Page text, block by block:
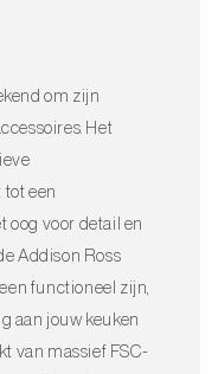
om zijn
Het
een
oog voor detail en
Addison Ross
functioneel zijn,
aan jouw keuken
van massief FSC-